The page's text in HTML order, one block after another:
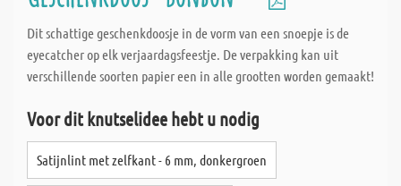
Dit schattige geschenkdoosje in de vorm van een snoepje is de
eyecatcher op elk verjaardagsfeestje. De verpakking kan uit
verschillende soorten papier een in alle grootten worden gemaakt!
Voor dit knutselidee hebt u nodig
Satijnlint met zelfkant - 6 mm, donkergroen